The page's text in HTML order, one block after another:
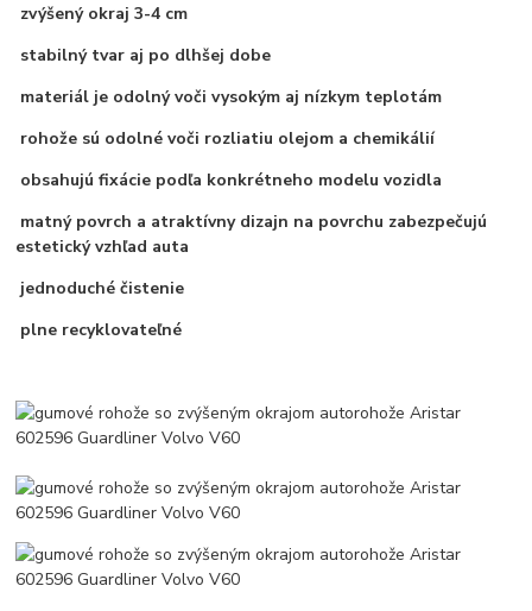
zvýšený okraj 3-4 cm
stabilný tvar aj po dlhšej dobe
materiál je odolný voči vysokým aj nízkym teplotám
rohože sú odolné voči rozliatiu olejom a chemikálií
obsahujú fixácie podľa konkrétneho modelu vozidla
matný povrch a atraktívny dizajn na povrchu zabezpečujú
estetický vzhľad auta
jednoduché čistenie
plne recyklovateľné